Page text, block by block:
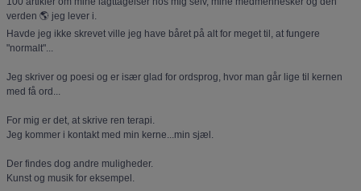
verden 🌎 jeg lever i.
Havde jeg ikke skrevet ville jeg have båret på alt for meget til, at fungere
"normalt"...
Jeg skriver og poesi og er især glad for ordsprog, hvor man går lige til kernen
med få ord...
For mig er det, at skrive ren terapi.
Jeg kommer i kontakt med min kerne...min sjæl.
Der findes dog andre muligheder.
Kunst og musik for eksempel.